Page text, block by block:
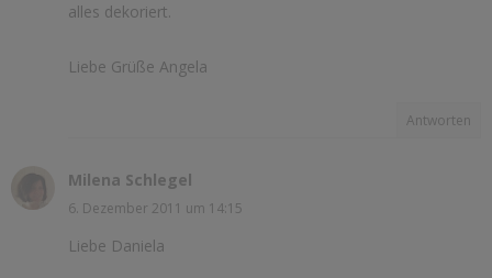
alles dekoriert.
Liebe Grüße Angela
Antworten
Milena Schlegel
6. Dezember 2011 um 14:15
Liebe Daniela